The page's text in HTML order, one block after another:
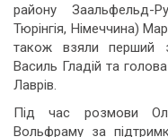
району Заальфельд-
Тюрінгія, Німеччина)
також взяли перший
Василь Гладій та
Лаврів.
Під час розмови
Вольфраму за